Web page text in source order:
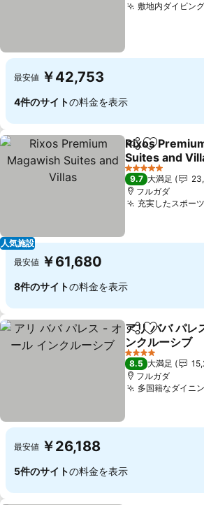
敷地内ダイビン
最安値 ￥42,753
4件のサイトの料金を表示
人気施設
シェアお気に入
Rixos
Suites and
5 ホテルのランク
9.7 大満足
フルガダ
充実したスポー
最安値 ￥61,680
8件のサイトの料金を表示
シェアお気に入り
アリ ババ パレ
ンクルーシブ
4 ホテルのランク
8.5 大満足
フルガダ
多国籍なダイニ
最安値 ￥26,188
5件のサイトの料金を表示